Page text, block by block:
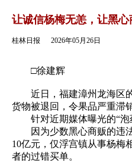
返回
让诚信杨梅无恙，让黑心
桂林日报 2026年05月26日
□徐建辉
近日，福建漳州龙海区的
货物被退回，令果品严重滞
针对近期媒体曝光的“泡药
因为少数黑心商贩的违法
10亿元，仅浮宫镇从事杨梅
者的过错买单。